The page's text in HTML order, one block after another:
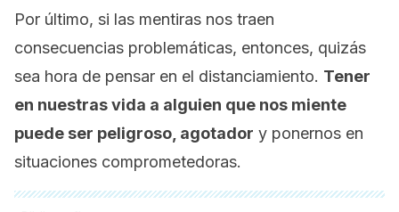
Por último, si las mentiras nos traen
consecuencias problemáticas, entonces, quizás
sea hora de pensar en el distanciamiento. Tener
en nuestras vida a alguien que nos miente
puede ser peligroso, agotador y ponernos en
situaciones comprometedoras.